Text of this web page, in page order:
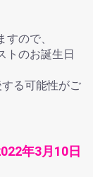
ので、
トのお誕生日
る可能性がご
年3月10日